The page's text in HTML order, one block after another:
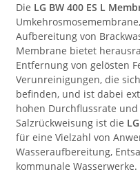
Die LG BW 400 ES L
Aufbereitung von
Membrane bietet
Entfernung von gelösten
Verunreinigungen, die
befinden, und ist dabei
hohen Durchflussrate
Salzrückweisung ist die
für eine Vielzahl von
Wasseraufbereitung,
kommunale Wasserwerke.